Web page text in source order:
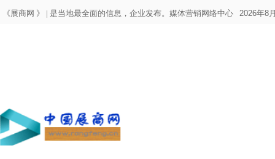
《展商网 》 | 是当地最全面的信息，企业发布。媒体营销网络中心 2026年8